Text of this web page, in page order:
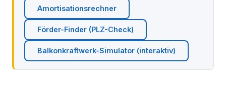
Amortisationsrechner
Förder-Finder (PLZ-Check)
Balkonkraftwerk-Simulator (interaktiv)